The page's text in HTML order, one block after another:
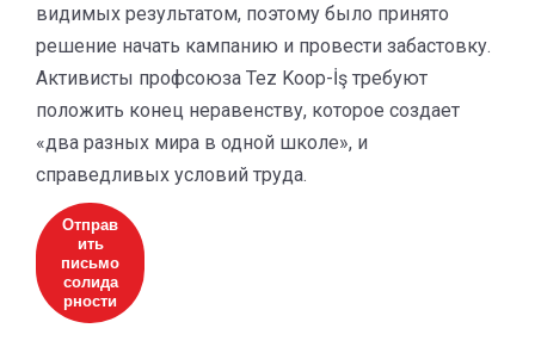
видимых результатом, поэтому было принято
решение начать кампанию и провести забастовку.
Активисты профсоюза Tez Koop-İş требуют
положить конец неравенству, которое создает
«два разных мира в одной школе», и
справедливых условий труда.
Отправ
ить
письмо
солида
рности